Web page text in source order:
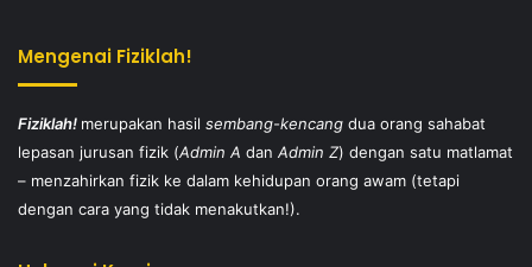
Mengenai Fiziklah!
Fiziklah! merupakan hasil sembang-kencang dua orang sahabat
lepasan jurusan fizik (Admin A dan Admin Z) dengan satu matlamat
– menzahirkan fizik ke dalam kehidupan orang awam (tetapi
dengan cara yang tidak menakutkan!).